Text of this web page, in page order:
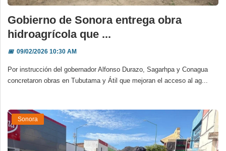
Gobierno de Sonora entrega obra
hidroagrícola que ...
📅09/02/2026 10:30 AM
Por instrucción del gobernador Alfonso Durazo, Sagarhpa y Conagua
concretaron obras en Tubutama y Átil que mejoran el acceso al ag...
Sonora